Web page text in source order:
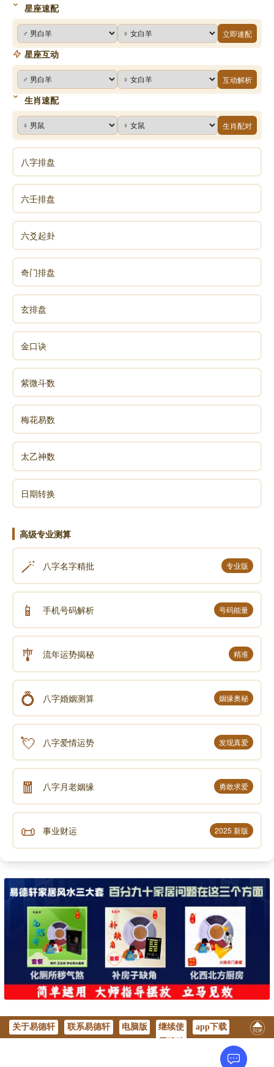
伏羲氏想的是人类最重要，而且是宇宙最高的一
个秘密，万物从哪里来？
伏羲氏是看到太阳从东方起来，然后一直走一直
走从西方下去。他就知道了天底下有一种力量，把太阳
从东方拉起来，然后一直把它往西方掉下去。这个力量
就使得万物都受到它的影响，好像它就是宇宙的根源。
那如果伏羲氏只想到这里，那我们就觉得这个人真叫做
虚拟，因为不切实际。怎么会断定他不切实际呢？今天
一个太阳出来，明天又一个太阳出来，哪有那么多太
阳，一天一个一年就三百多个，那还得了，就算有那么
多太阳，东方有那么大的太阳库可以储存吗？西方那边
也要一个很大的太阳库，才能够一天掉一个一天掉一
个。所以伏羲氏就自己否定自己。
我觉得这个对中国人也影响很大，人常常要反
省。我们现在已经知道它不是事实，因为太阳它是永远
存在的，只是地球自己在转。所以有时候看得到，有时
候看不到，可是会不会影响到我们的思路？不会。伏羲
氏他最起码告诉我们，有看得见的部分，就有看不见的
部分。有一个力量拉上来，就有个力量拉下去。他就产
生了有两种互动的力量的这种关联，一正一反，一上一
下，这两个东西就构成了太极里面的两个重要的一个内
涵。
阴阳两种力量
因此他就很想把他的思路把它表现出来，让大家
都知道，可是那个时候是没有文字的，伏羲氏把这个力
量用一个连续的线（符号）来代表，那时候是连符号这
个观念都没有的，可见符号也是人想出来的。他就画了
这么一条线，也许当初连画笔也没有，怎么画也画不出
来，他就折一个树枝，所以一画开天的真实的意义，就
是一画开天辟地。
太极 阳的符号
我们讲到这里已经很明确的知道，当初伏羲氏他
是用眼睛去观察宇宙万象，然后他靠他的想象来替我们
造出一套系统来。这套系统的总根源就是一画，叫做太
极。
符号
我想一切一切都是从这样开始的。
伏羲认为，既然有一个能量，有一个力量，有一
个方向，就有一个相反的方向，就构成了一种循环往
复，周而复始。因此，他就认为有一个阴就有一个阳，
有一个阳就一个阴。
伏羲上观天文，下察地理，思索很久，终于一画
开天地。这一画就是太极，宇宙中的一切都是从太极中
生发出来的，孔子在他作的《十翼》，也就是《易传》
中写道，易有太极，是生两仪。就是人们常说的太极生
两仪，意思是太极中包含的一正、一反两种力量。而这
阴阳
太极生两仪，两仪就是阴阳。
如果伏羲氏想到这里，他就很满意了，那我们也
是很倒霉的，为什么？因为这就变成“分”的观念已经出
来了，有阴有阳。所以伏羲氏就认为，一还是一，只是
一有时候还是一，有时候会变二。就是一根木头，你不
段。说阴就是阳，阳就是阴，阴可以变阳，阳可以变
阴。阴跟阳它不是可以分开的，它是有高度的配合性，
后来慢慢他就想到，阴中有阳，阳中有阴，他怎么会明
星座速配
立即速配
星座互动
互动解析
生肖速配
生肖配对
八字排盘
六壬排盘
六爻起卦
奇门排盘
玄排盘
金口诀
紫微斗数
梅花易数
太乙神数
日期转换
高级专业测算
🪄 八字名字精批 专业版
📱 手机号码解析 号码能量
🎐 流年运势揭秘 精准
💍 八字婚姻测算 姻缘奥秘
💘 八字爱情运势 发现真爱
🧧 八字月老姻缘 勇敢求爱
📜 事业财运 2025 新版
关于易德轩 联系易德轩 电脑版
继续使
app下载